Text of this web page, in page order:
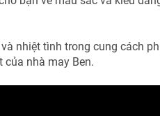
nhiệt tình trong cung cách
nhà may Ben.